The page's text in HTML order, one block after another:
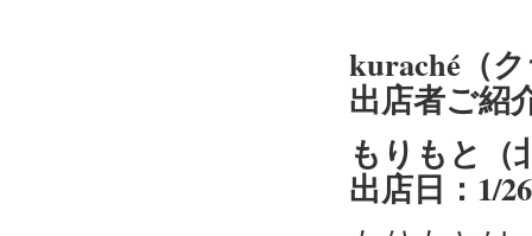
kuraché（
出店者ご紹
もりもと（
出店日：1/